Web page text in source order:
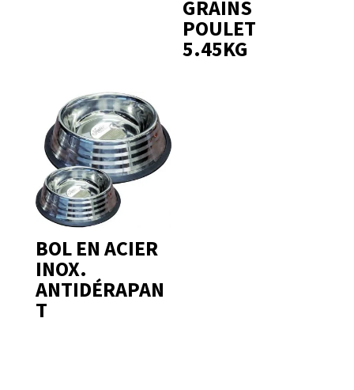
GRAINS
POULET
5.45KG
BOL EN ACIER
INOX.
ANTIDÉRAPAN
T